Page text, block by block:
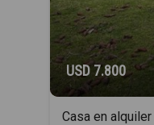
USD 7.800